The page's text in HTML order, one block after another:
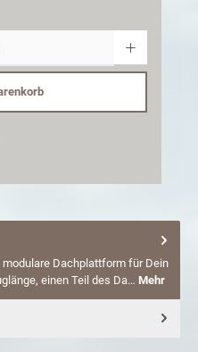
modulare Dachplattform für Dein
einen Teil des Da… Mehr